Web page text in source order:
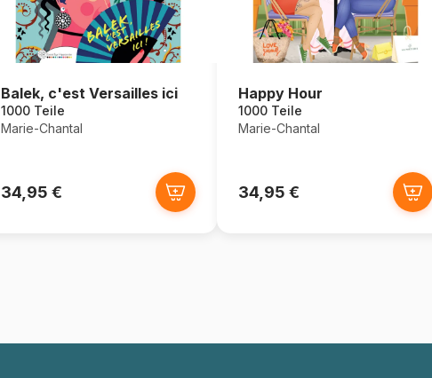
Balek, c'est Versailles ici
1000 Teile
Marie-Chantal
34,95 €
Happy Hour
1000 Teile
Marie-Chantal
34,95 €